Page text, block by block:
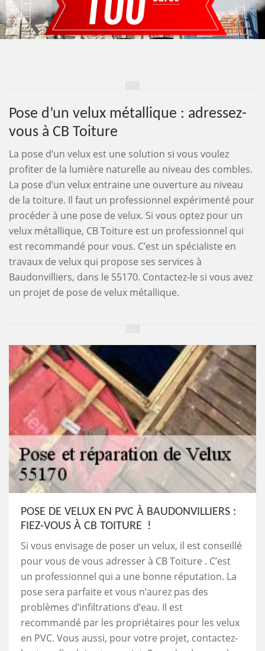
Pose d’un velux métallique : adressez-
vous à CB Toiture
La pose d’un velux est une solution si vous voulez
profiter de la lumière naturelle au niveau des combles.
La pose d’un velux entraine une ouverture au niveau
de la toiture. Il faut un professionnel expérimenté pour
procéder à une pose de velux. Si vous optez pour un
velux métallique, CB Toiture est un professionnel qui
est recommandé pour vous. C’est un spécialiste en
travaux de velux qui propose ses services à
Baudonvilliers, dans le 55170. Contactez-le si vous avez
un projet de pose de velux métallique.
POSE DE VELUX EN PVC À BAUDONVILLIERS :
FIEZ-VOUS À CB TOITURE !
Si vous envisage de poser un velux, il est conseillé
pour vous de vous adresser à CB Toiture . C’est
un professionnel qui a une bonne réputation. La
pose sera parfaite et vous n’aurez pas des
problèmes d’infiltrations d’eau. Il est
recommandé par les propriétaires pour les velux
en PVC. Vous aussi, pour votre projet, contactez-